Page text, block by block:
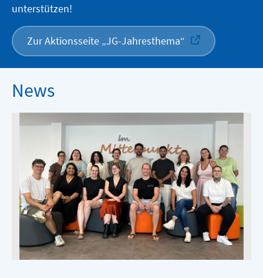
unterstützen!
Zur Aktionsseite „JG-Jahresthema“
News